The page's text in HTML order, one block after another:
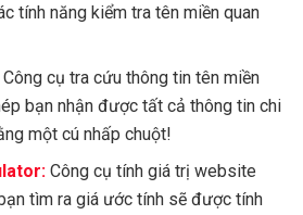
tính năng kiểm tra tên miền quan
Công cụ tra cứu thông tin tên miền
bạn nhận được tất cả thông tin chi
một cú nhấp chuột!
Công cụ tính giá trị website
tìm ra giá ước tính sẽ được tính